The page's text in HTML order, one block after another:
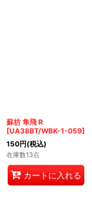
蘇枋 隼飛 R
[UA38BT/WBK-1-059]
150円(税込)
在庫数13点
カートに入れる